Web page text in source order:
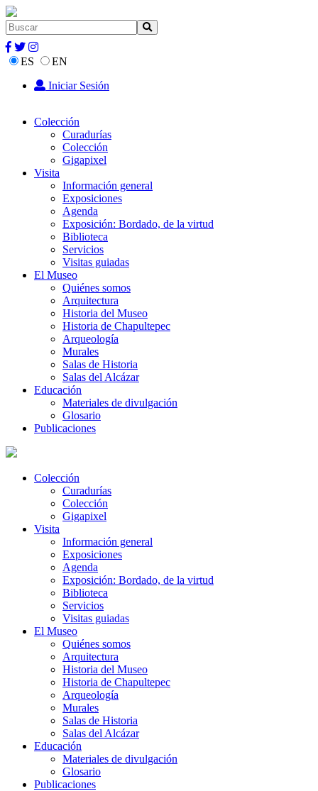
ES
EN
Iniciar Sesión
Colección
Curadurías
Colección
Gigapixel
Visita
Información general
Exposiciones
Agenda
Exposición: Bordado, de la virtud
Biblioteca
Servicios
Visitas guiadas
El Museo
Quiénes somos
Arquitectura
Historia del Museo
Historia de Chapultepec
Arqueología
Murales
Salas de Historia
Salas del Alcázar
Educación
Materiales de divulgación
Glosario
Publicaciones
Colección
Curadurías
Colección
Gigapixel
Visita
Información general
Exposiciones
Agenda
Exposición: Bordado, de la virtud
Biblioteca
Servicios
Visitas guiadas
El Museo
Quiénes somos
Arquitectura
Historia del Museo
Historia de Chapultepec
Arqueología
Murales
Salas de Historia
Salas del Alcázar
Educación
Materiales de divulgación
Glosario
Publicaciones